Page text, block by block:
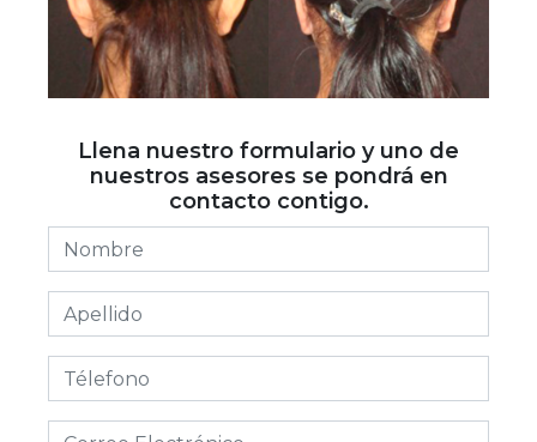
Llena nuestro formulario y uno de
nuestros asesores se pondrá en
contacto contigo.